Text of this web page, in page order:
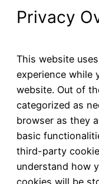
Privacy
This website
experience while
website. Out of
categorized as
browser as they
basic
third-party
understand how
cookies will be